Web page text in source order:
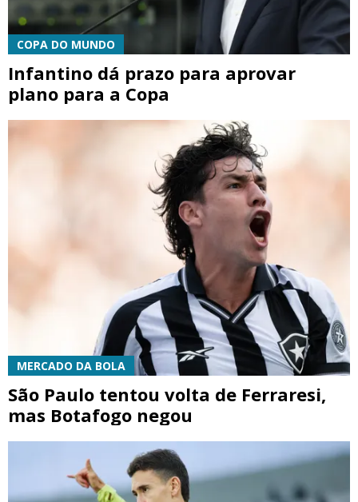
COPA DO MUNDO
Infantino dá prazo para aprovar
plano para a Copa
MERCADO DA BOLA
São Paulo tentou volta de Ferraresi,
mas Botafogo negou